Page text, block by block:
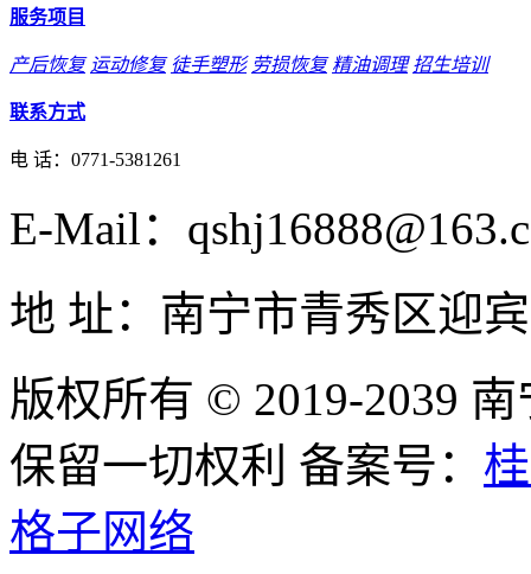
服务项目
产后恢复 运动修复 徒手塑形 劳损恢复 精油调理 招生培训
联系方式
电 话： 0771-5381261
E-Mail：
地 址：南宁市青秀区迎
版权所有 © 2019-2039
保留一切权利 备案号：
格子网络